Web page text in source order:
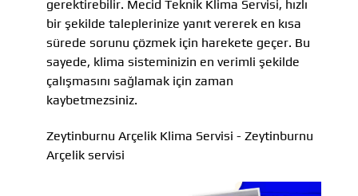
gerektirebilir. Mecid Teknik Klima Servisi, hızlı
bir şekilde taleplerinize yanıt vererek en kısa
sürede sorunu çözmek için harekete geçer. Bu
sayede, klima sisteminizin en verimli şekilde
çalışmasını sağlamak için zaman
kaybetmezsiniz.
Zeytinburnu Arçelik Klima Servisi - Zeytinburnu
Arçelik servisi